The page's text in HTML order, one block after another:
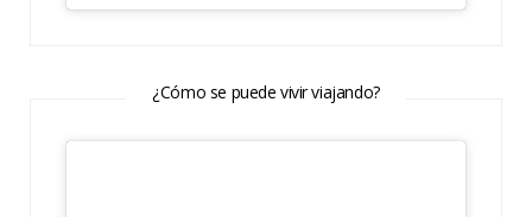
¿Cómo se puede vivir viajando?